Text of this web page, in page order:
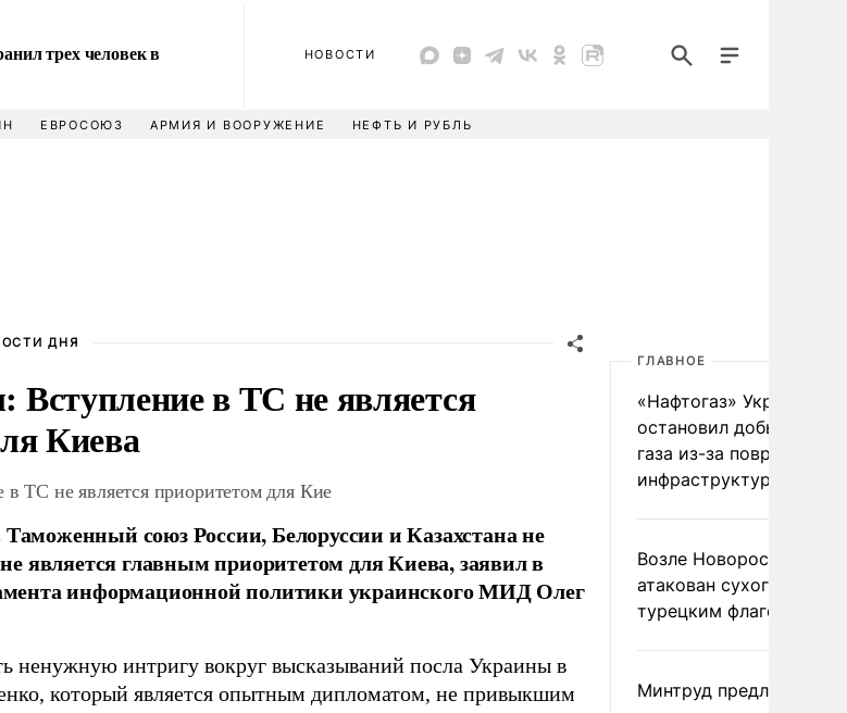
трех человек в
НОВОСТИ
ЕВРОСОЮЗ АРМИЯ И ВООРУЖЕНИЕ НЕФТЬ И РУБЛЬ
ДНЯ
в ТС не является
Киева
ТС не является приоритетом для Кие
союз России, Белоруссии и Казахстана не
является главным приоритетом для Киева, заявил в
информационной политики украинского МИД Олег
ненужную интригу вокруг высказываний посла Украины в
который является опытным дипломатом, не привыкшим
ГЛАВНОЕ
«Нафтогаз» Украины
остановил добычу
газа из-за повреждения
инфраструктуры
Возле Новороссийска
атакован сухогруз под
турецким флагом
Минтруд предложил